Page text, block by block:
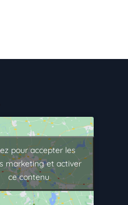
pour accepter les
marketing et activer
ce contenu